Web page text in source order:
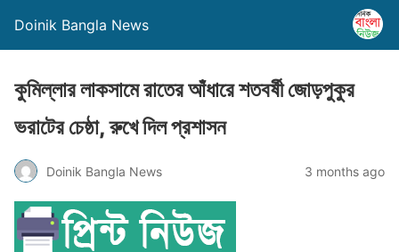
Doinik Bangla News
কুমিল্লার লাকসামে রাতের আঁধারে শতবর্ষী জোড়পুকুর
ভরাটের চেষ্ঠা, রুখে দিল প্রশাসন
Doinik Bangla News 3 months ago